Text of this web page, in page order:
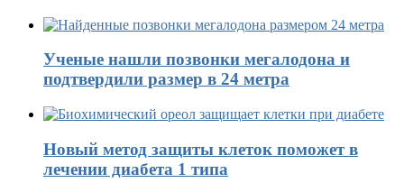
Ученые нашли позвонки мегалодона и
подтвердили размер в 24 метра
Новый метод защиты клеток поможет в
лечении диабета 1 типа